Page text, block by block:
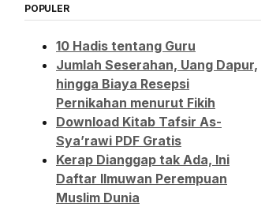
POPULER
10 Hadis tentang Guru
Jumlah Seserahan, Uang Dapur,
hingga Biaya Resepsi
Pernikahan menurut Fikih
Download Kitab Tafsir As-
Sya’rawi PDF Gratis
Kerap Dianggap tak Ada, Ini
Daftar Ilmuwan Perempuan
Muslim Dunia